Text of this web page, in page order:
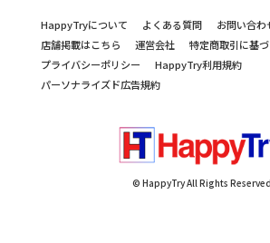
HappyTryについて よくある質問
お問い合わ
店舗掲載はこちら
運営会社
特定商取引に基
プライバシーポリシー
HappyTry利用規約
パーソナライズド広告規約
© HappyTry All Rights